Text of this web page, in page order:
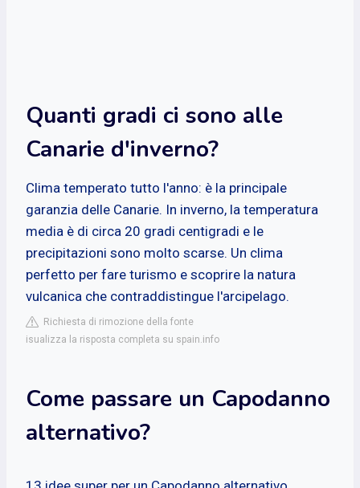
Quanti gradi ci sono alle
Canarie d'inverno?
Clima temperato tutto l'anno: è la principale
garanzia delle Canarie. In inverno, la temperatura
media è di circa 20 gradi centigradi e le
precipitazioni sono molto scarse. Un clima
perfetto per fare turismo e scoprire la natura
vulcanica che contraddistingue l'arcipelago.
Richiesta di rimozione della fonte
isualizza la risposta completa su spain.info
Come passare un Capodanno
alternativo?